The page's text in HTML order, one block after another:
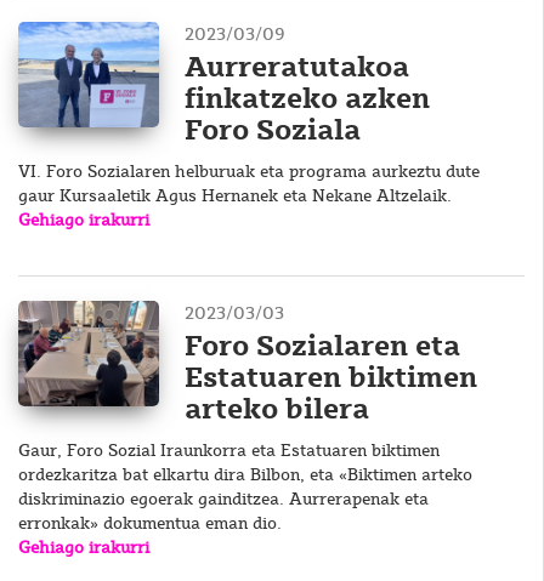
2023/03/09
Aurreratutakoa
finkatzeko azken
Foro Soziala
VI. Foro Sozialaren helburuak eta programa aurkeztu dute
gaur Kursaaletik Agus Hernanek eta Nekane Altzelaik.
Gehiago irakurri
2023/03/03
Foro Sozialaren eta
Estatuaren biktimen
arteko bilera
Gaur, Foro Sozial Iraunkorra eta Estatuaren biktimen
ordezkaritza bat elkartu dira Bilbon, eta «Biktimen arteko
diskriminazio egoerak gainditzea. Aurrerapenak eta
erronkak» dokumentua eman dio.
Gehiago irakurri